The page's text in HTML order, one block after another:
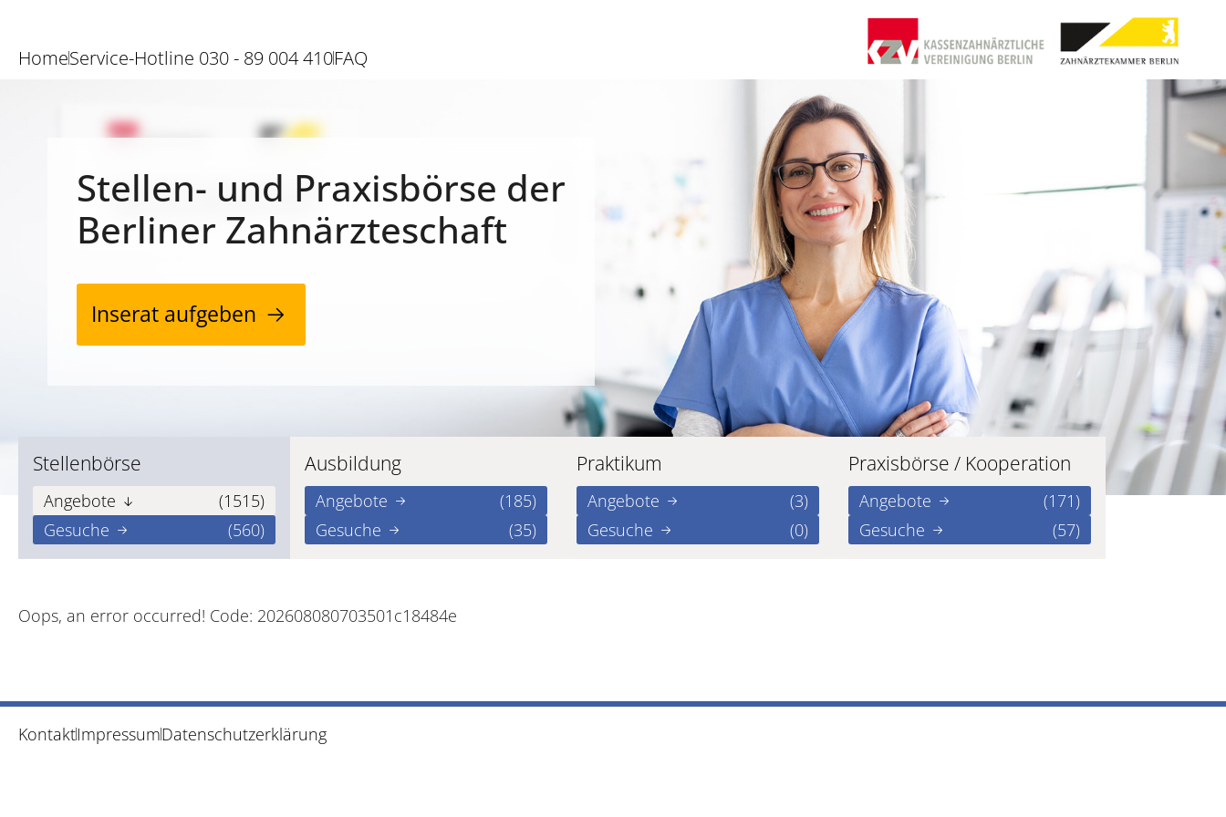
HomeService-Hotline 030 - 89 004 410FAQ
Stellen- und Praxisbörse der
Berliner Zahnärzteschaft
Inserat aufgeben
Stellenbörse
Angebote
(1515)
Gesuche
(560)
Ausbildung
Angebote
(185)
Gesuche
(35)
Praktikum
Angebote
(3)
Gesuche
(0)
Praxisbörse / Kooperation
Angebote
(171)
Gesuche
(57)
Oops, an error occurred! Code: 202608080703501c18484e
KontaktImpressumDatenschutzerklärung